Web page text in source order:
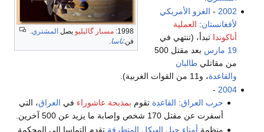
1998: مسبار گاليليو يصل المشتري
فن:ناسا
2002
- الغزو الأمريكي
لأفغانستان: العملية
أناكوندا تبدأ، (تنتهي في
19 مارس
بعد مقتل 500
من مقاتليطالبان
والقاعدة، و11 من القوات الغربية).
2004
-
حرب العراق: القاعدة تقوم بمذبحة عاشوراء في العراق، التي
أسفرت عن مقتل 170 شخص وإصابة ما يزيد عن 500 آخرين.
منظمة أمناء جبل الهيكل المتطرفة تقدم التماسا إلى المحكمة